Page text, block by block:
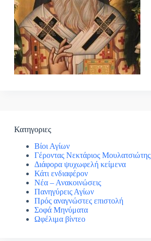
Κατηγοριες
Βίοι Αγίων
Γέροντας Νεκτάριος Μουλατσιώτης
Διάφορα ψυχωφελή κείμενα
Κάτι ενδιαφέρον
Νέα – Ανακοινώσεις
Πανηγύρεις Αγίων
Πρός αναγνώστες επιστολή
Σοφά Μηνύματα
Ωφέλιμα βίντεο